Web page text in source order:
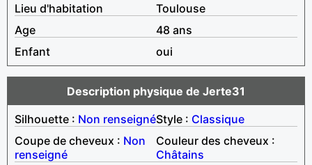
Lieu d'habitation
Toulouse
Age
48 ans
Enfant
oui
Description physique de Jerte31
Silhouette : Non renseignéStyle : Classique
Coupe de cheveux : Non
renseigné
Couleur des cheveux :
Châtains